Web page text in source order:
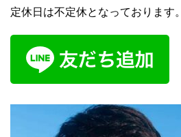
定休日は不定休となっております。